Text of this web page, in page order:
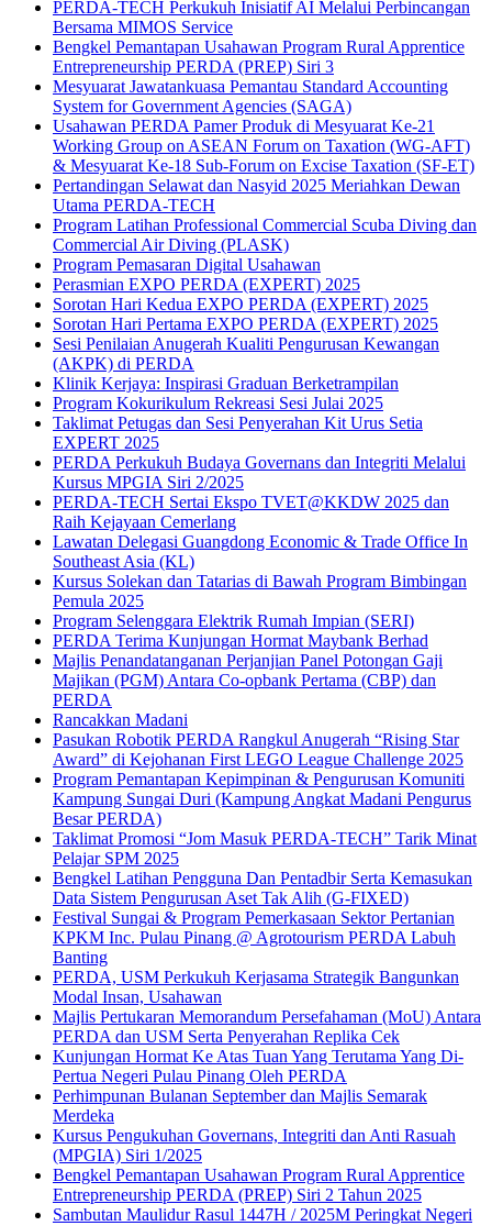
PERDA-TECH Perkukuh Inisiatif AI Melalui Perbincangan
Bersama MIMOS Service
Bengkel Pemantapan Usahawan Program Rural Apprentice
Entrepreneurship PERDA (PREP) Siri 3
Mesyuarat Jawatankuasa Pemantau Standard Accounting
System for Government Agencies (SAGA)
Usahawan PERDA Pamer Produk di Mesyuarat Ke-21
Working Group on ASEAN Forum on Taxation (WG-AFT)
& Mesyuarat Ke-18 Sub-Forum on Excise Taxation (SF-ET)
Pertandingan Selawat dan Nasyid 2025 Meriahkan Dewan
Utama PERDA-TECH
Program Latihan Professional Commercial Scuba Diving dan
Commercial Air Diving (PLASK)
Program Pemasaran Digital Usahawan
Perasmian EXPO PERDA (EXPERT) 2025
Sorotan Hari Kedua EXPO PERDA (EXPERT) 2025
Sorotan Hari Pertama EXPO PERDA (EXPERT) 2025
Sesi Penilaian Anugerah Kualiti Pengurusan Kewangan
(AKPK) di PERDA
Klinik Kerjaya: Inspirasi Graduan Berketrampilan
Program Kokurikulum Rekreasi Sesi Julai 2025
Taklimat Petugas dan Sesi Penyerahan Kit Urus Setia
EXPERT 2025
PERDA Perkukuh Budaya Governans dan Integriti Melalui
Kursus MPGIA Siri 2/2025
PERDA-TECH Sertai Ekspo TVET@KKDW 2025 dan
Raih Kejayaan Cemerlang
Lawatan Delegasi Guangdong Economic & Trade Office In
Southeast Asia (KL)
Kursus Solekan dan Tatarias di Bawah Program Bimbingan
Pemula 2025
Program Selenggara Elektrik Rumah Impian (SERI)
PERDA Terima Kunjungan Hormat Maybank Berhad
Majlis Penandatanganan Perjanjian Panel Potongan Gaji
Majikan (PGM) Antara Co-opbank Pertama (CBP) dan
PERDA
Rancakkan Madani
Pasukan Robotik PERDA Rangkul Anugerah “Rising Star
Award” di Kejohanan First LEGO League Challenge 2025
Program Pemantapan Kepimpinan & Pengurusan Komuniti
Kampung Sungai Duri (Kampung Angkat Madani Pengurus
Besar PERDA)
Taklimat Promosi “Jom Masuk PERDA-TECH” Tarik Minat
Pelajar SPM 2025
Bengkel Latihan Pengguna Dan Pentadbir Serta Kemasukan
Data Sistem Pengurusan Aset Tak Alih (G-FIXED)
Festival Sungai & Program Pemerkasaan Sektor Pertanian
KPKM Inc. Pulau Pinang @ Agrotourism PERDA Labuh
Banting
PERDA, USM Perkukuh Kerjasama Strategik Bangunkan
Modal Insan, Usahawan
Majlis Pertukaran Memorandum Persefahaman (MoU) Antara
PERDA dan USM Serta Penyerahan Replika Cek
Kunjungan Hormat Ke Atas Tuan Yang Terutama Yang Di-
Pertua Negeri Pulau Pinang Oleh PERDA
Perhimpunan Bulanan September dan Majlis Semarak
Merdeka
Kursus Pengukuhan Governans, Integriti dan Anti Rasuah
(MPGIA) Siri 1/2025
Bengkel Pemantapan Usahawan Program Rural Apprentice
Entrepreneurship PERDA (PREP) Siri 2 Tahun 2025
Sambutan Maulidur Rasul 1447H / 2025M Peringkat Negeri